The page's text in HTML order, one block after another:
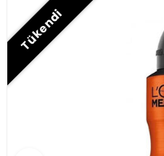
Tükendi